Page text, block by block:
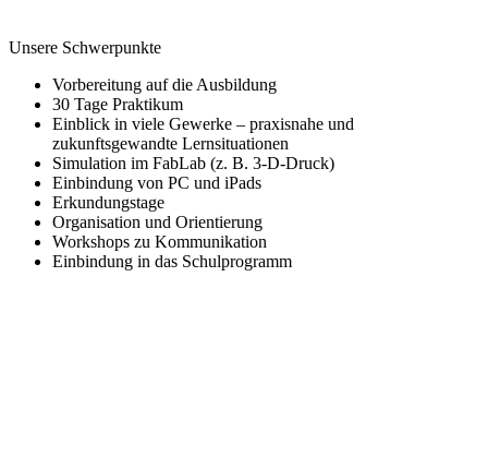
Unsere Schwerpunkte
Vorbereitung auf die Ausbildung
30 Tage Praktikum
Einblick in viele Gewerke – praxisnahe und
zukunftsgewandte Lernsituationen
Simulation im FabLab (z. B. 3-D-Druck)
Einbindung von PC und iPads
Erkundungstage
Organisation und Orientierung
Workshops zu Kommunikation
Einbindung in das Schulprogramm